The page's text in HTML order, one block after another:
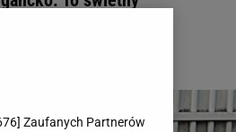
rzuciły - w tak
] Zaufanych Partnerów